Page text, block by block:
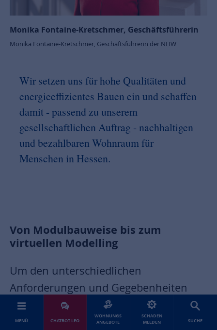
MENÜ CHATBOT LEO
WOHNUNGS
ANGEBOTE
SCHADEN
MELDEN
SUCHE
Monika Fontaine-Kretschmer, Geschäftsführerin
Monika Fontaine-Kretschmer, Geschäftsführerin der NHW
Wir setzen uns für hohe Qualitäten und
energieeffizientes Bauen ein und schaffen
damit - passend zu unserem
gesellschaftlichen Auftrag - nachhaltigen
und bezahlbaren Wohnraum für
Menschen in Hessen.
Von Modulbauweise bis zum
virtuellen Modelling
Um den unterschiedlichen
Anforderungen und Gegebenheiten
gerecht zu werden, braucht es
ein versiertes Team mit breit